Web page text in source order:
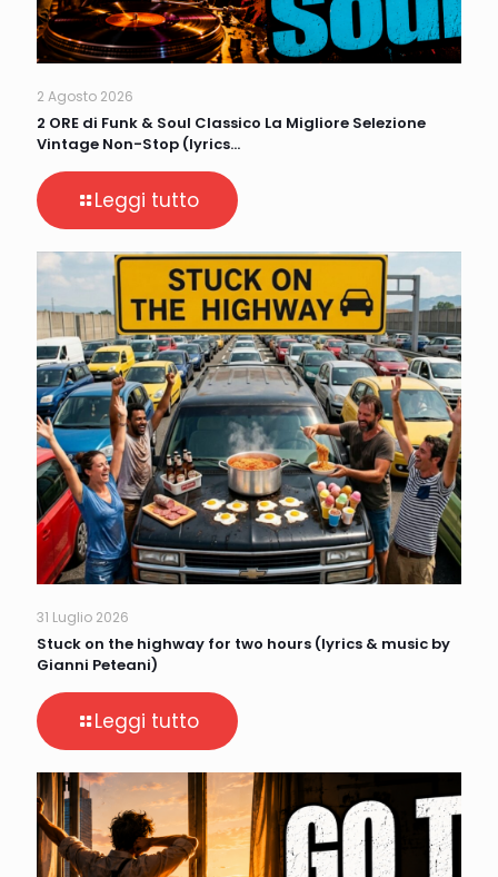
2 Agosto 2026
2 ORE di Funk & Soul Classico La Migliore Selezione
Vintage Non-Stop (lyrics…
Leggi tutto
31 Luglio 2026
Stuck on the highway for two hours (lyrics & music by
Gianni Peteani)
Leggi tutto